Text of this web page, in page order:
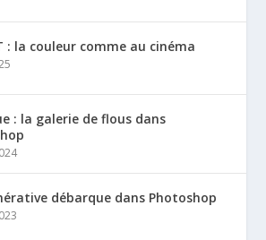
: la couleur comme au cinéma
: la galerie de flous dans
débarque dans Photoshop